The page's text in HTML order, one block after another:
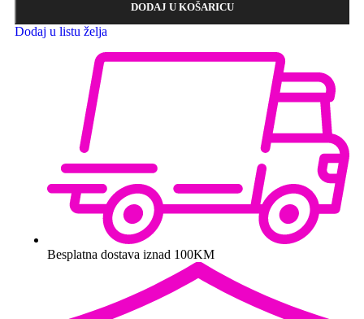
DODAJ U KOŠARICU
Dodaj u listu želja
Besplatna dostava iznad 100KM